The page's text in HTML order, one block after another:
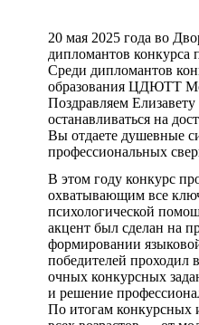
20 мая 2025 года во
дипломантов конкурса
Среди дипломантов
образования ЦДЮТТ
Поздравляем
останавливаться на
Вы отдаете душевные
профессиональных
В этом году конкурс
охватывающим все
психологической
акцент был сделан на
формировании
победителей проходил
очных конкурсных
и решение
По итогам конкурсных